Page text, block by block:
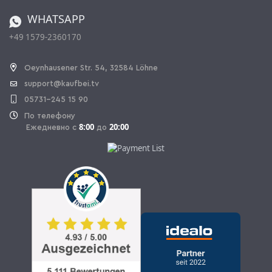
OPAL_WITHDRAW_LINK_TEXT
WHATSAPP
+49 1579-2360170
Oeynhausener Str. 54, 32584 Löhne
support@kaufbei.tv
05731-245 15 90
По телефону
Ежедневно с 8:00 до 20:00